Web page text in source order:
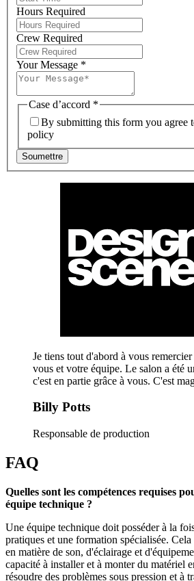
Hours Required
Crew Required
Your Message *
Case d’accord *
By submitting this form you agree
policy
Soumettre
Je tiens tout d'abord à vous
vous et votre équipe. Le salon a été
c'est en partie grâce à vous. C'est
Billy Potts
Responsable de production
FAQ
Quelles sont les compétences requises
équipe technique ?
Une équipe technique doit posséder à la
pratiques et une formation spécialisée.
en matière de son, d'éclairage et
capacité à installer et à monter du matériel
résoudre des problèmes sous pression et à